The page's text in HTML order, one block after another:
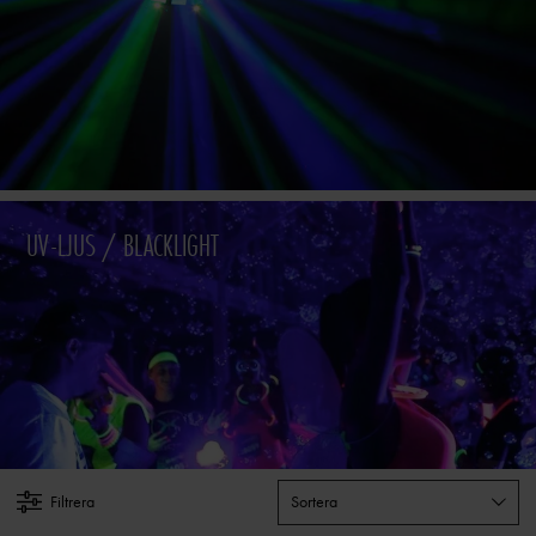
eller i ett sovrum.
Spegelbollar, discokulor och pinspot. Klassiska effekter som enkelt placeras
i rummet eller på dansgolvet och reflekterar små prickar i hela lokalen eller
rummet. Enkelt och effektfullt. Glöm inte köpa till en pinspot för bästa effekt.
VAD ÄR EN UPLIGHT?
Förutom de olika typer av ljuseffekter som är perfekta under en fest har vi även
lampor som kan användas som stämningsbelysning, dekor och event till
exempelvis en restaurang eller en byggnad och att färgsätta väggar.
Vi kallar
även dessa lampor föruplights
eller wallpainter eftersom ljusstrålen alltid är
riktad uppåt.
Genom att placera dessa lampor framför en vägg ser du till att
väggen lyser upp.
VILKA OLIKA EFFEKTMASKINER FINNS DET?
Vi har redan kort listat de olika typerna av belysning.
Belysning bör faktiskt
Effektmaskinerna fullbordar verkligen festen
och effekten på ljuset.
Tänk till exempel på en bubbelmaskin som blåser
bubblor i hela rummet eller en rökmaskin som gör dina ljusstrålar synliga.Kort
UV-LJUS / BLACKLIGHT
Filtrera Sortera